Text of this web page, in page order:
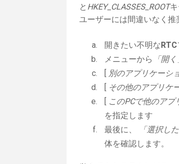
と HKEY_CLASSES_ROOT
ユーザーには間違いなく推
開きたい不明なRTC
メニューから
「開
[ 別のアプリケーシ
[ その他のアプリケ
[ このPCで他のア
を指定します
最後に、
「選択し
体を確認します。